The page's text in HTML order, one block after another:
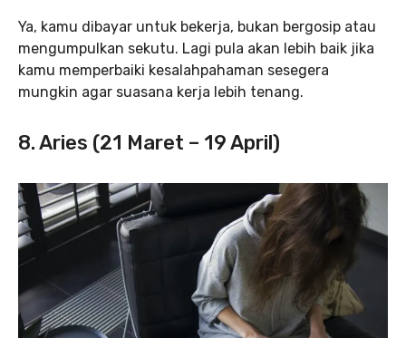
Ya, kamu dibayar untuk bekerja, bukan bergosip atau
mengumpulkan sekutu. Lagi pula akan lebih baik jika
kamu memperbaiki kesalahpahaman sesegera
mungkin agar suasana kerja lebih tenang.
8. Aries (21 Maret – 19 April)